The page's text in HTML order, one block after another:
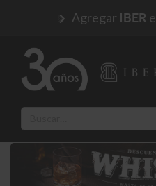
Agregar IBER